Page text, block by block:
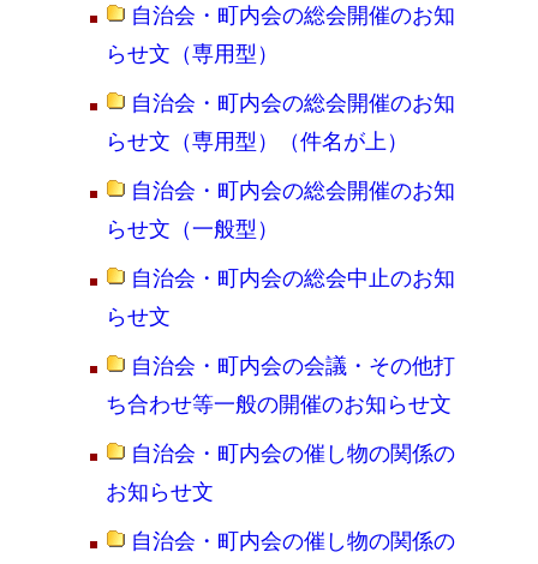
自治会・町内会の総会開催のお知
らせ文（専用型）
自治会・町内会の総会開催のお知
らせ文（専用型）（件名が上）
自治会・町内会の総会開催のお知
らせ文（一般型）
自治会・町内会の総会中止のお知
らせ文
自治会・町内会の会議・その他打
ち合わせ等一般の開催のお知らせ文
自治会・町内会の催し物の関係の
お知らせ文
自治会・町内会の催し物の関係の